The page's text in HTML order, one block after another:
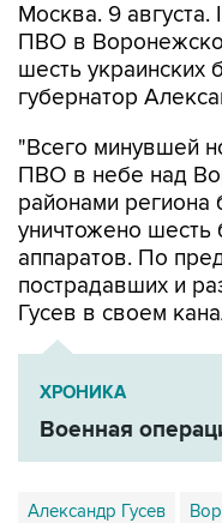
Москва. 9 августа.
ПВО в
шесть украинских
губернатор
"Всего минувшей
ПВО в небе над
районами
уничтожено шесть
аппаратов. По
пострадавших и
Гусев в своем
ХРОНИКА
Военная
Александр Гусев